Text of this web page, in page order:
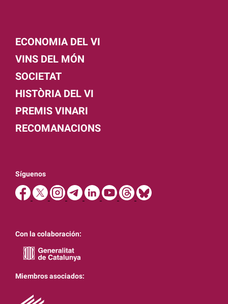
ECONOMIA DEL VI
VINS DEL MÓN
SOCIETAT
HISTÒRIA DEL VI
PREMIS VINARI
RECOMANACIONS
Síguenos
Con la colaboración:
Miembros asociados: